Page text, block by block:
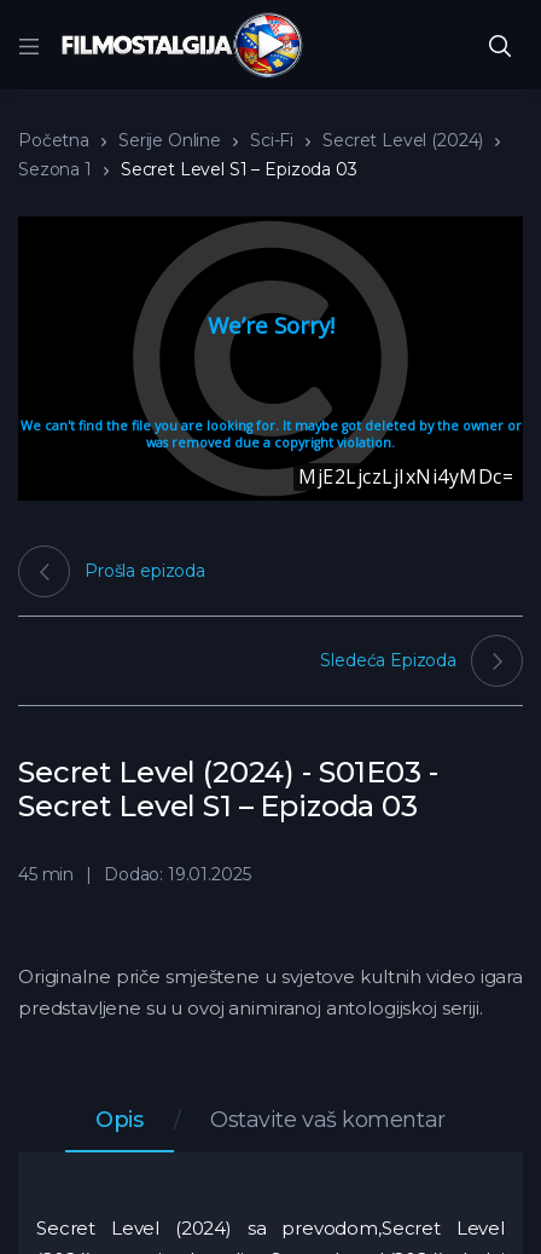
Početna Serije Online Sci-Fi
Secret Level (2024)
Sezona 1
Secret Level S1 – Epizoda 03
Secret Level (2024) - S01E03 -
Secret Level S1 – Epizoda 03
Prošla epizoda
Sledeća Epizoda
45 min Dodao: 19.01.2025
Originalne priče smještene u svjetove kultnih video igara
predstavljene su u ovoj animiranoj antologijskoj seriji.
Opis Ostavite vaš komentar
Secret Level (2024) sa prevodom,Secret Level